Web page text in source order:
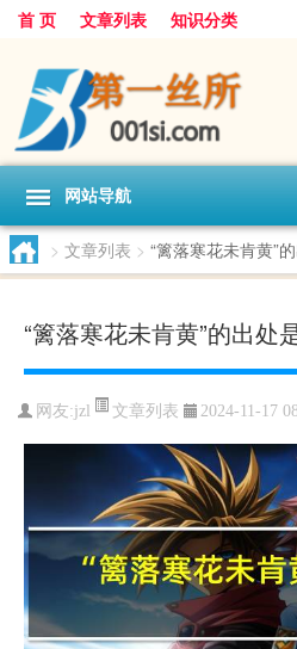
首 页 文章列表 知识分类
网站导航
> 文章列表 > “篱落寒花未肯黄”
“篱落寒花未肯黄”的出处
网友:jzl 文章列表 2024-11-17